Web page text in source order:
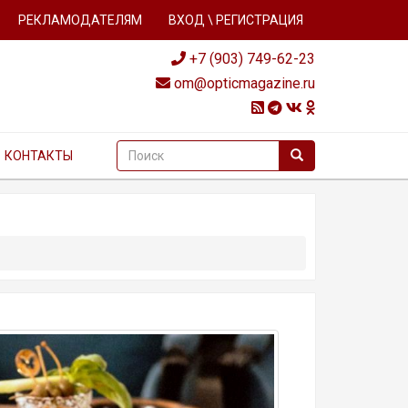
РЕКЛАМОДАТЕЛЯМ ВХОД \ РЕГИСТРАЦИЯ
+7 (903) 749-62-23
om@opticmagazine.ru
КОНТАКТЫ